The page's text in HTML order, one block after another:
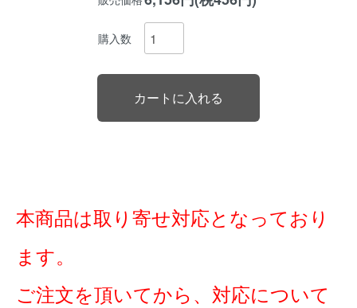
購入数
本商品は取り寄せ対応となっており
ます。
ご注文を頂いてから、対応について